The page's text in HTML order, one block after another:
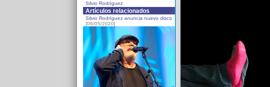
Silvio Rodríguez
Artículos relacionados
Silvio Rodríguez anuncia nuevo disco
[06/05/2020]